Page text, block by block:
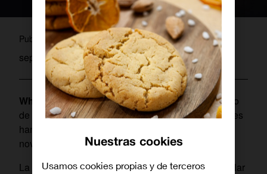
Publicado poradmin
septiembre 17, 2020
WhatsAppes una herramienta en continuo proceso
de renovación y mejora. En verano sus responsables
han hecho los deberes para poder anunciar
novedades importantes de cara a finales de año.
La aplicación de mensajería instantánea más popular
Nuestras cookies
Usamos cookies propias y de terceros